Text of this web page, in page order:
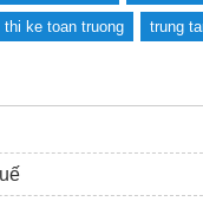
thi ke toan truong trung